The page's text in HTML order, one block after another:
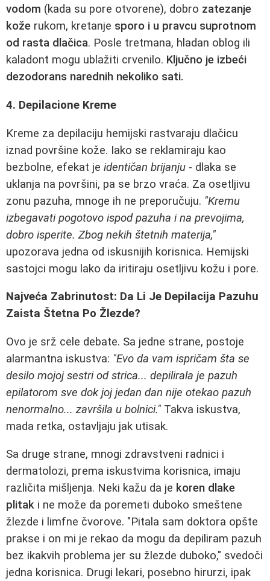
vodom (kada su pore otvorene), dobro zatezanje
kože rukom, kretanje sporo i u pravcu suprotnom
od rasta dlačica. Posle tretmana, hladan oblog ili
kaladont mogu ublažiti crvenilo. Ključno je izbeći
dezodorans narednih nekoliko sati.
4. Depilacione Kreme
Kreme za depilaciju hemijski rastvaraju dlačicu
iznad površine kože. Iako se reklamiraju kao
bezbolne, efekat je identičan brijanju - dlaka se
uklanja na površini, pa se brzo vraća. Za osetljivu
zonu pazuha, mnoge ih ne preporučuju. "Kremu
izbegavati pogotovo ispod pazuha i na prevojima,
dobro isperite. Zbog nekih štetnih materija,"
upozorava jedna od iskusnijih korisnica. Hemijski
sastojci mogu lako da iritiraju osetljivu kožu i pore.
Najveća Zabrinutost: Da Li Je Depilacija Pazuhu
Zaista Štetna Po Žlezde?
Ovo je srž cele debate. Sa jedne strane, postoje
alarmantna iskustva: "Evo da vam ispričam šta se
desilo mojoj sestri od strica... depilirala je pazuh
epilatorom sve dok joj jedan dan nije otekao pazuh
nenormalno... završila u bolnici." Takva iskustva,
mada retka, ostavljaju jak utisak.
Sa druge strane, mnogi zdravstveni radnici i
dermatolozi, prema iskustvima korisnica, imaju
različita mišljenja. Neki kažu da je koren dlake
plitak i ne može da poremeti duboko smeštene
žlezde i limfne čvorove. "Pitala sam doktora opšte
prakse i on mi je rekao da mogu da depiliram pazuh
bez ikakvih problema jer su žlezde duboko," svedoči
jedna korisnica. Drugi lekari, posebno hirurzi, ipak